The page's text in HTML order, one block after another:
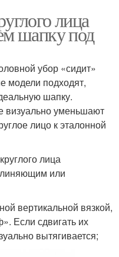
лица
шапку под
убор «сидит»
модели подходят,
шапку.
визуально уменьшают
лицо к эталонной
лица
или
вертикальной вязкой,
Если сдвигать их
вытягивается;